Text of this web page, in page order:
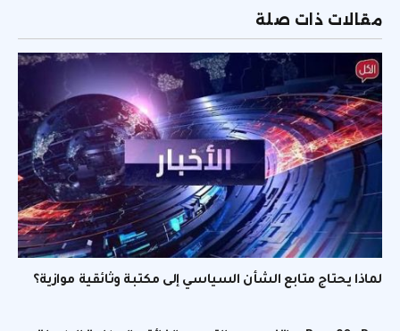
مقالات ذات صلة
لماذا يحتاج متابع الشأن السياسي إلى مكتبة وثائقية موازية؟